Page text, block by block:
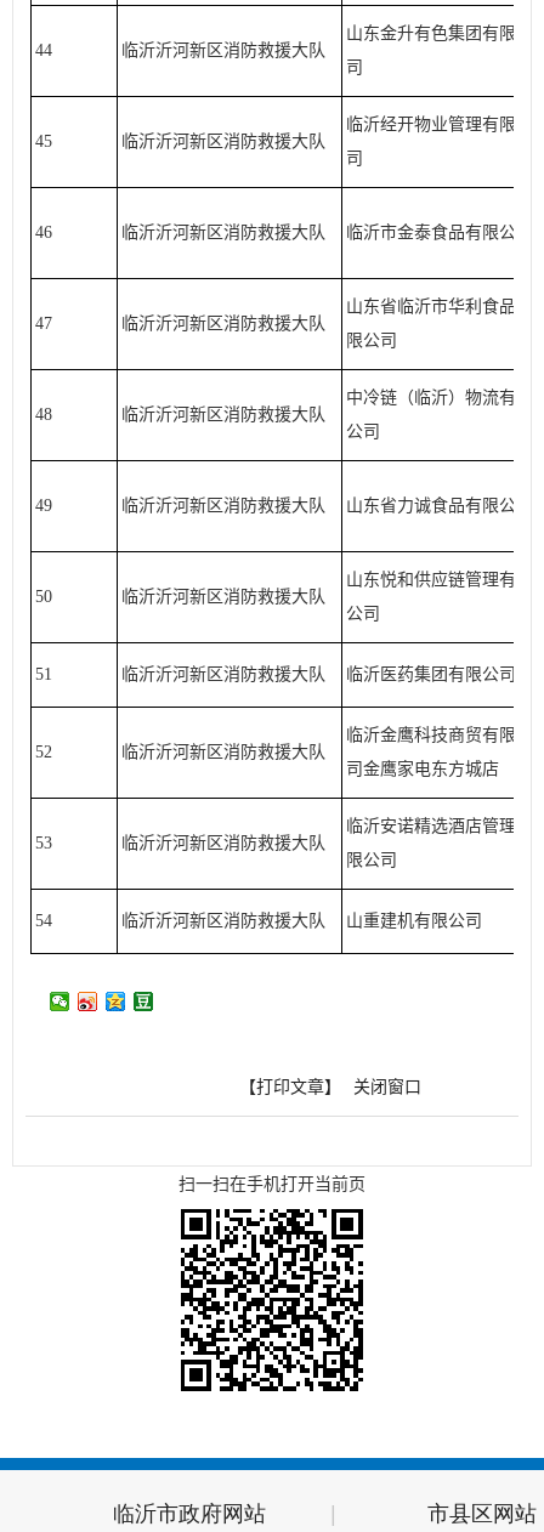
44 临沂沂河新区消防救援大队
山东金升有色集团有限公
司
45 临沂沂河新区消防救援大队
临沂经开物业管理有限公
司
46 临沂沂河新区消防救援大队 临沂市金泰食品有限公司
47 临沂沂河新区消防救援大队
山东省临沂市华利食品有
限公司
48 临沂沂河新区消防救援大队
中冷链（临沂）物流有限
公司
49 临沂沂河新区消防救援大队 山东省力诚食品有限公司
50 临沂沂河新区消防救援大队
山东悦和供应链管理有限
公司
51 临沂沂河新区消防救援大队 临沂医药集团有限公司
52 临沂沂河新区消防救援大队
临沂金鹰科技商贸有限公
司金鹰家电东方城店
53 临沂沂河新区消防救援大队
临沂安诺精选酒店管理有
限公司
54 临沂沂河新区消防救援大队 山重建机有限公司
【打印文章】 关闭窗口
扫一扫在手机打开当前页